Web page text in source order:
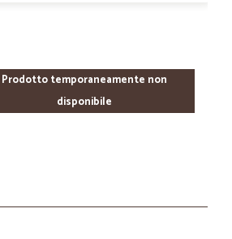
Prodotto temporaneamente non
disponibile